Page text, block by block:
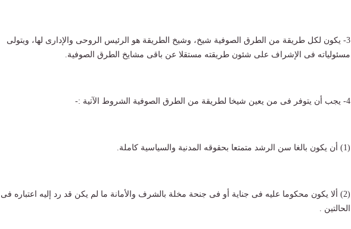
3- يكون لكل طريقة من الطرق الصوفية شيخ، وشيخ الطريقة هو الرئيس الروحى والإدارى لها، ويتولى
مسئولياته فى الإشراف على شئون طريقته مستقلا عن باقى مشايخ الطرق الصوفية.
4- يجب أن يتوفر فى من يعين شيخا لطريقة من الطرق الصوفية الشروط الآتية :-
(1) أن يكون بالغا سن الرشد متمتعا بحقوقه المدنية والسياسية كاملة.
(2) ألا يكون محكوما عليه فى جناية أو فى جنحة مخلة بالشرف والأمانة ما لم يكن قد رد إليه اعتباره فى
الحالتين .